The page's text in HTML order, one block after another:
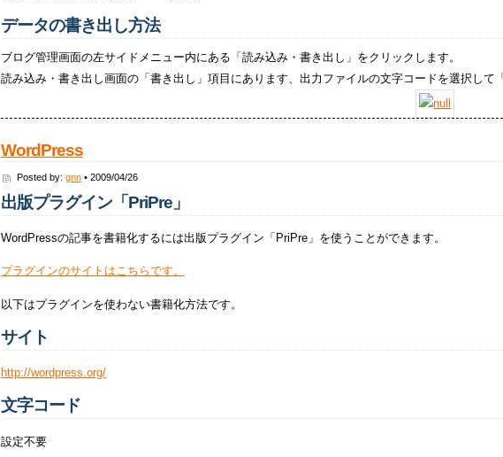
データの書き出し方法
ブログ管理画面の左サイドメニュー内にある「読み込み・書き出し」をクリックします。
読み込み・書き出し画面の「書き出し」項目にあります、出力ファイルの文字コードを選択して
WordPress
Posted by: gnn• 2009/04/26
出版プラグイン「PriPre」
WordPressの記事を書籍化するには出版プラグイン「PriPre」を使うことができます。
プラグインのサイトはこちらです。
以下はプラグインを使わない書籍化方法です。
サイト
http://wordpress.org/
文字コード
設定不要